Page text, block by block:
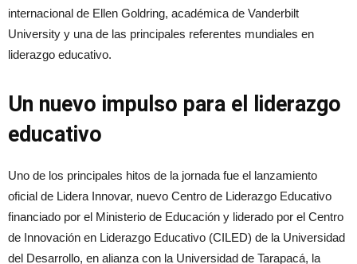
internacional de Ellen Goldring, académica de Vanderbilt
University y una de las principales referentes mundiales en
liderazgo educativo.
Un nuevo impulso para el liderazgo
educativo
Uno de los principales hitos de la jornada fue el lanzamiento
oficial de Lidera Innovar, nuevo Centro de Liderazgo Educativo
financiado por el Ministerio de Educación y liderado por el Centro
de Innovación en Liderazgo Educativo (CILED) de la Universidad
del Desarrollo, en alianza con la Universidad de Tarapacá, la